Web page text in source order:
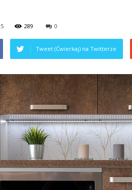
289 0
Tweet (Ćwierkaj) na Twitterze